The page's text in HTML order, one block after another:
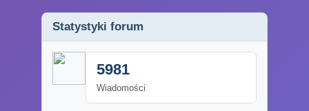
Statystyki forum
5981
Wiadomości